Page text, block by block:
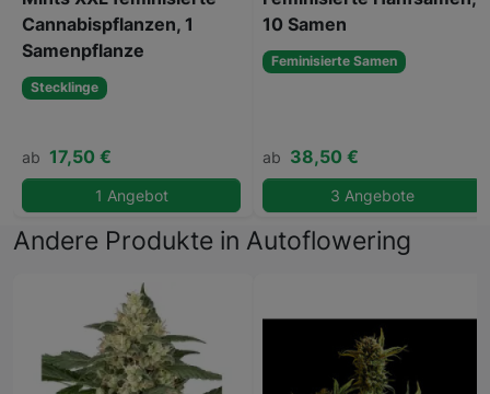
Cannabispflanzen, 1
Samenpflanze
Stecklinge
ab 17,50 €
1 Angebot
10 Samen
Feminisierte Samen
ab 38,50 €
3 Angebote
Andere Produkte in Autoflowering